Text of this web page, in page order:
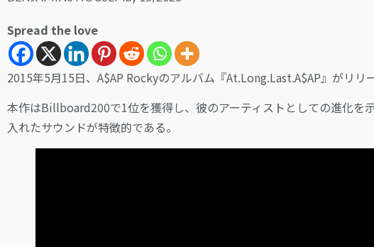
Spread the love
2015年5月15日、A$AP Rockyのアルバム『At.Long.Last.A$AP』がリリ
本作はBillboard200で1位を獲得し、彼のアーティストとしての進化を
入れたサウンドが特徴的である。